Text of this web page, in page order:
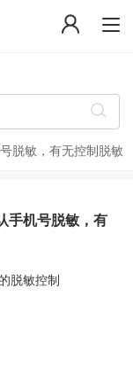
脱敏，有无控制脱敏
手机号脱敏，有
脱敏控制